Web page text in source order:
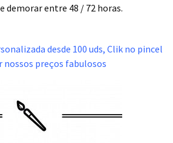
demorar entre 48 / 72 horas.
desde 100 uds, Clik no pincel
nossos preços fabulosos